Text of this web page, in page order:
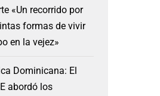
«Un recorrido por
formas de vivir
en la vejez»
Dominicana: El
abordó los